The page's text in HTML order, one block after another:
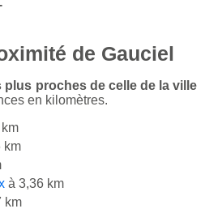
de Gauciel
plus proches de celle de la ville
en kilomètres.
km
à 3,36 km
km